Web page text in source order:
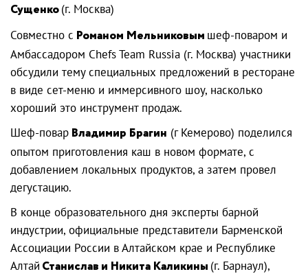
Сущенко(г. Москва)
Совместно с Романом Мельниковым шеф-поваром и
Амбассадором Chefs Team Russia (г. Москва) участники
обсудили тему специальных предложений в ресторане
в виде сет-меню и иммерсивного шоу, насколько
хороший это инструмент продаж.
Шеф-повар Владимир Брагин (г Кемерово) поделился
опытом приготовления каш в новом формате, с
добавлением локальных продуктов, а затем провел
дегустацию.
В конце образовательного дня эксперты барной
индустрии, официальные представители Барменской
Ассоциации России в Алтайском крае и Республике
Алтай Станислав и Никита Каликины (г. Барнаул),